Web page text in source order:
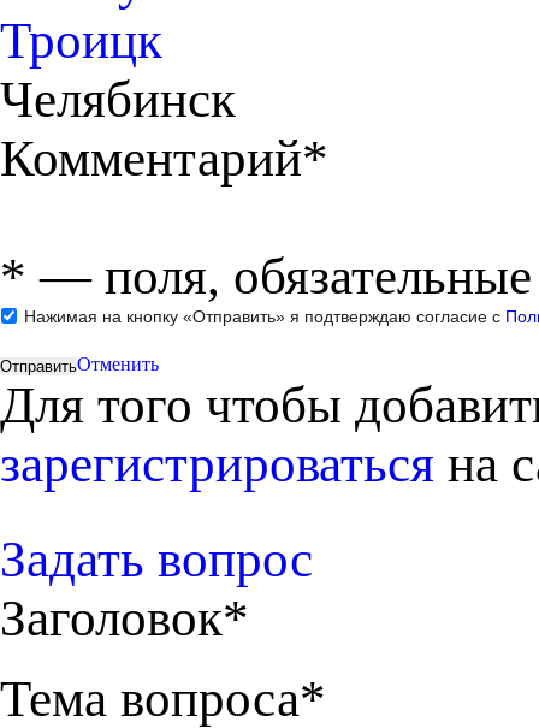
Троицк
Челябинск
Комментарий*
* — поля,
Нажимая на кнопку «Отправить» я подтверждаю согласие с
Отменить
Для того чтобы
зарегистрироваться на
Задать вопрос
Заголовок*
Тема вопроса*